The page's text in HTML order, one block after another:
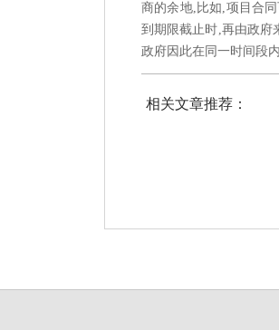
商的余地,比如,项目合
到期限截止时,再由政府
政府因此在同一时间段
相关文章推荐：